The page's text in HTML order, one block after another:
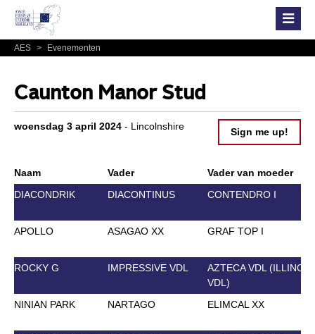
AES > Evenementen
Caunton Manor Stud
woensdag 3 april 2024- Lincolnshire Sign me up!
Naam Vader
Vader van moeder
DIACONDRIK
DIACONTINUS CONTENDRO I
APOLLO ASAGAO XX GRAF TOP I
ROCKY G IMPRESSIVE VDL
AZTECA VDL (ILLINOIS
VDL)
NINIAN PARK
NARTAGO ELIMCAL XX